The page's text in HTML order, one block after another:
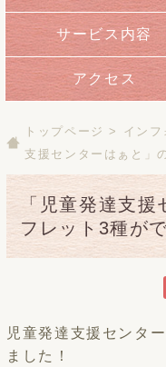
サービス内容
アクセス
トップページ > インフ
支援センターはぁと」
「児童発達支
フレット3種が
児童発達支援センタ
ました！